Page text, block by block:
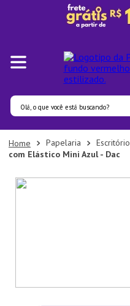
Olá, o que você está buscando?
Papelaria Escritório
com Elástico Mini Azul - Dac
Termos mais buscados
1 º
Panelas
2º
Pratos
7º
Tapete